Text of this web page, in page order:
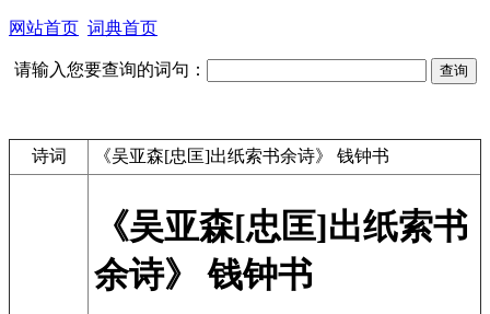
网站首页 词典首页
请输入您要查询的词句：
诗词 《吴亚森[忠匡]出纸索书余诗》 钱钟书
《吴亚森[忠匡]出纸索书
余诗》 钱钟书